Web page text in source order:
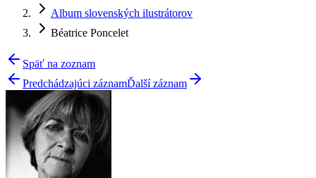
Album slovenských ilustrátorov
Béatrice Poncelet
Späť na zoznam
Predchádzajúci záznamĎalší záznam